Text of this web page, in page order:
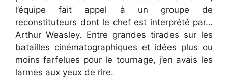
l’équipe fait appel à un groupe de
reconstituteurs dont le chef est interprété par…
Arthur Weasley. Entre grandes tirades sur les
batailles cinématographiques et idées plus ou
moins farfelues pour le tournage, j’en avais les
larmes aux yeux de rire.